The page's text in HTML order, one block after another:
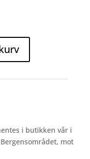
i butikken vår i
mot